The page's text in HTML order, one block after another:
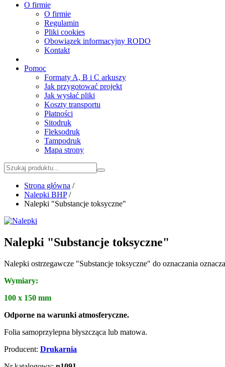
O firmie
O firmie
Regulamin
Pliki cookies
Obowiązek informacyjny RODO
Kontakt
Pomoc
Formaty A, B i C arkuszy
Jak przygotować projekt
Jak wysłać pliki
Koszty transportu
Płatności
Sitodruk
Fleksodruk
Tampodruk
Mapa strony
Strona główna /
Nalepki BHP /
Nalepki "Substancje toksyczne"
Nalepki "Substancje toksyczne"
Nalepki ostrzegawcze "Substancje toksyczne" do oznaczania
Wymiary:
100 x 150 mm
Odporne na warunki atmosferyczne.
Folia samoprzylepna błyszcząca lub matowa.
Producent: Drukarnia